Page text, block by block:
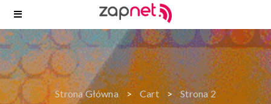
Strona Główna Cart Strona 2